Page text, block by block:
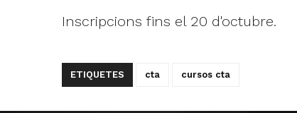
Inscripcions fins el 20 d'octubre.
ETIQUETES cta cursos cta